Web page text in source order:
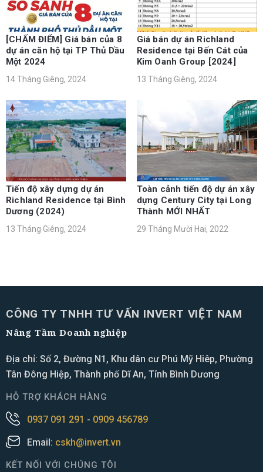
[CHẤM ĐIỂM] Giá bán của 8
dự án căn hộ tại TP Thủ Dầu
Một 2024
14 Tháng Giêng, 2024
Giá bán dự án Richland
Residence tại Bến Cát của
Kim Oanh Group [2024]
13 Tháng Giêng, 2024
Tiến độ xây dựng dự án
Richland Residence tại Bình
Dương (2024)
13 Tháng Giêng, 2024
Toàn cảnh tiến độ dự án xây
dựng Century City tại Long
Thành MỚI NHẤT
29 Tháng Mười Hai, 2022
CÔNG TY TNHH TƯ VẤN INVERT VIỆT NAM
Nâng Tầm Doanh nghiệp
Địa chỉ: Số 2, Đường N1, Khu dân cư Phú Mỹ Hiêp, Phường
Tân Đông Hiệp, Thành phố Dĩ An, Tỉnh Bình Dương
HỖ TRỢ KHÁCH HÀNG
0937 091 291 - 0909 456789
Email: cskh@invert.vn
KẾT NỐI VỚI CHÚNG TÔI